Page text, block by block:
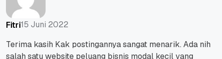
Fitri15 Juni 2022
Terima kasih Kak postingannya sangat menarik. Ada nih
salah satu website peluang bisnis modal kecil yang